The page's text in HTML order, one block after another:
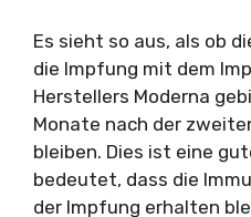
Es sieht so aus, als ob
die Impfung mit dem
Herstellers Moderna
Monate nach der
bleiben. Dies ist eine
bedeutet, dass die
der Impfung erhalten